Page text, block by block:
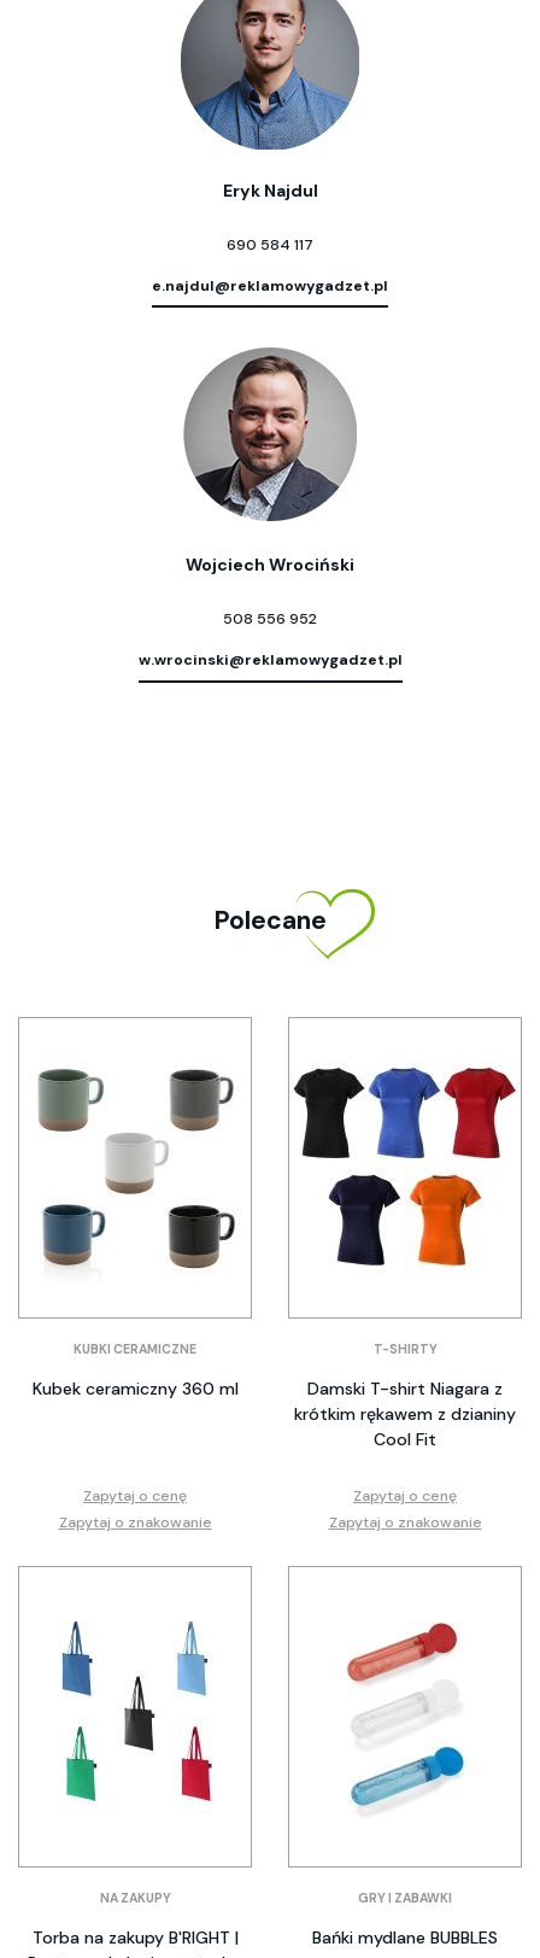
Eryk Najdul
690 584 117
e.najdul@reklamowygadzet.pl
Wojciech Wrociński
508 556 952
w.wrocinski@reklamowygadzet.pl
Polecane
KUBKI CERAMICZNE
Kubek ceramiczny 360 ml
Zapytaj o cenę
Zapytaj o znakowanie
T-SHIRTY
Damski T-shirt Niagara z
krótkim rękawem z dzianiny
Cool Fit
Zapytaj o cenę
Zapytaj o znakowanie
NA ZAKUPY
Torba na zakupy B'RIGHT |
GRY I ZABAWKI
Bańki mydlane BUBBLES